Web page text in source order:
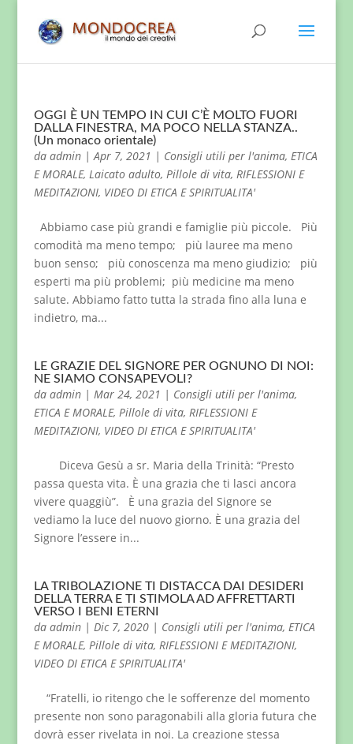
OGGI È UN TEMPO IN CUI C’È MOLTO FUORI
DALLA FINESTRA, MA POCO NELLA STANZA..
(Un monaco orientale)
da admin|Apr 7, 2021 | Consigli utili per l'anima, ETICA
E MORALE, Laicato adulto, Pillole di vita, RIFLESSIONI E
MEDITAZIONI, VIDEO DI ETICA E SPIRITUALITA'
Abbiamo case più grandi e famiglie più piccole. Più
comodità ma meno tempo; più lauree ma meno
buon senso; più conoscenza ma meno giudizio; più
esperti ma più problemi; più medicine ma meno
salute. Abbiamo fatto tutta la strada fino alla luna e
indietro, ma...
LE GRAZIE DEL SIGNORE PER OGNUNO DI NOI:
NE SIAMO CONSAPEVOLI?
da admin| Mar 24, 2021 | Consigli utili per l'anima,
ETICA E MORALE, Pillole di vita, RIFLESSIONI E
MEDITAZIONI, VIDEO DI ETICA E SPIRITUALITA'
Diceva Gesù a sr. Maria della Trinità: “Presto
passa questa vita. È una grazia che ti lasci ancora
vivere quaggiù”. È una grazia del Signore se
vediamo la luce del nuovo giorno. È una grazia del
Signore l’essere in...
LA TRIBOLAZIONE TI DISTACCA DAI DESIDERI
DELLA TERRA E TI STIMOLA AD AFFRETTARTI
VERSO I BENI ETERNI
da admin| Dic 7, 2020| Consigli utili per l'anima, ETICA
E MORALE, Pillole di vita, RIFLESSIONI E MEDITAZIONI,
VIDEO DI ETICA E SPIRITUALITA'
“Fratelli, io ritengo che le sofferenze del momento
presente non sono paragonabili alla gloria futura che
dovrà esser rivelata in noi. La creazione stessa